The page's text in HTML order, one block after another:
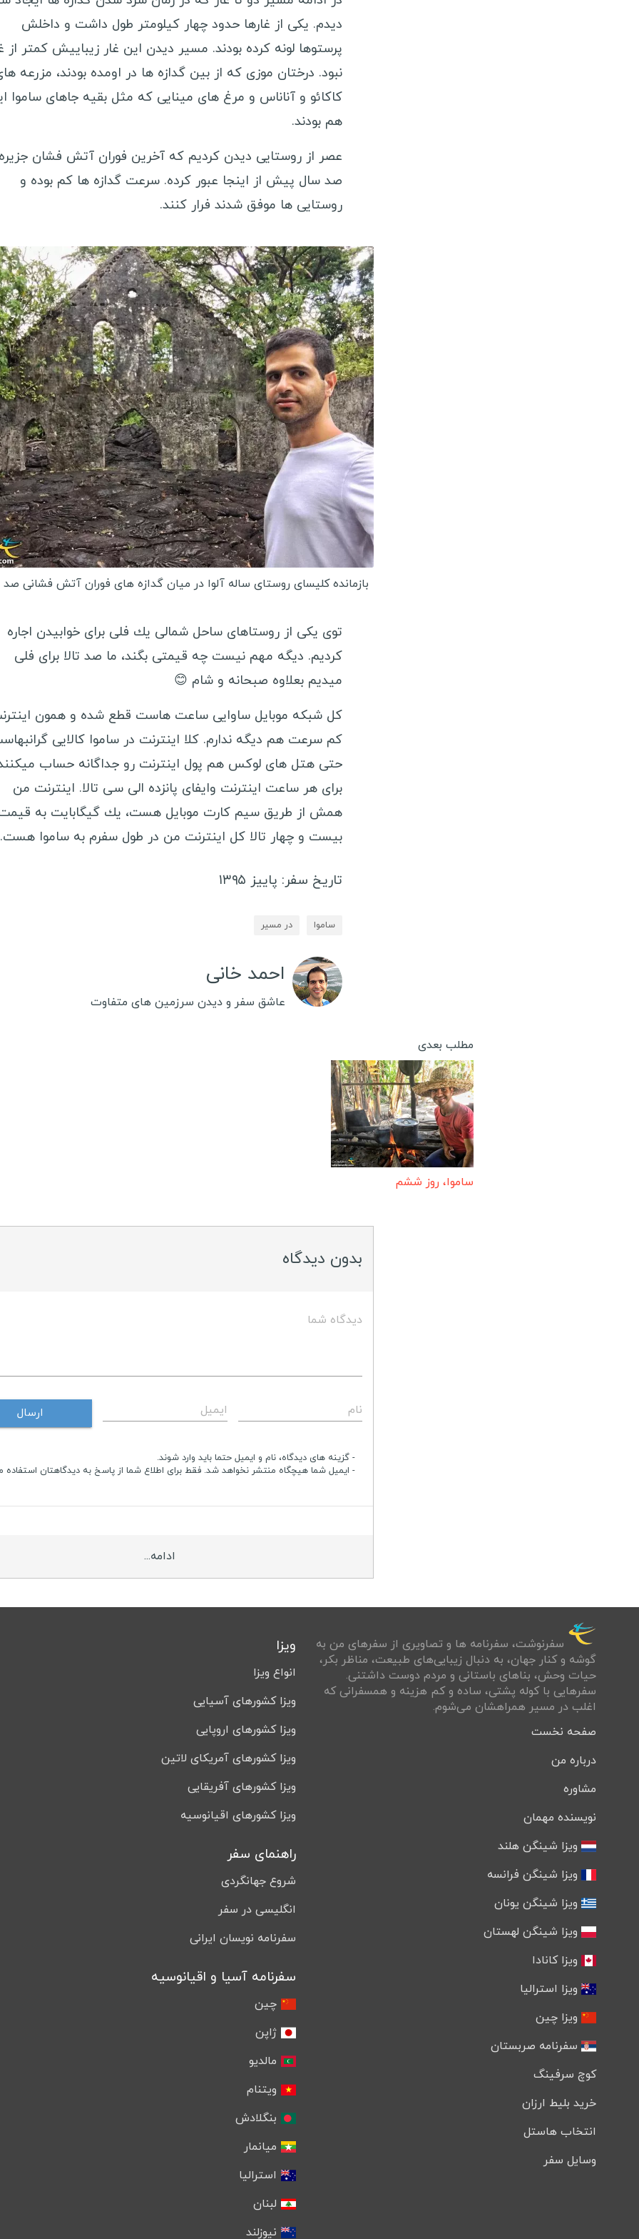
برزیل
پرو
ونزوئلا
بولیوی
نیکاراگوئه
هندوراس
جمهوری دومینیکن
هائیتی
گواتمالا
بلیز
آرژانتین
شیلی
سفرنامه آسیا و اقیانوسیه
چین
ژاپن
مالدیو
ویتنام
بنگلادش
میانمار
لبنان
نیوزلند
ساموا
کره جنوبی
اندونزی
قزاقستان
قرقیزستان
سنگاپور
مالزی
ديدم. يكى از غارها حدود چهار كيلومتر طول داشت و داخلش
پرستوها لونه كرده بودند. مسير ديدن اين غار زيباييش كمتر از
نبود. درختان موزى كه از بين گدازه ها در اومده بودند، مزرعه
كاكائو و آناناس و مرغ هاى مينايى كه مثل بقيه جاهاى ساموا
هم بودند.
عصر از روستايى ديدن كرديم كه آخرين فوران آتش فشان جزيره
صد سال پيش از اينجا عبور كرده. سرعت گدازه ها كم بوده و
روستايى ها موفق شدند فرار كنند.
بازمانده كليساى روستاى ساله آلوا در ميان گدازه هاى فوران آتش فشانى
توى يكى از روستاهاى ساحل شمالى يك فلى براى خوابيدن اجاره
كرديم. ديگه مهم نيست چه قيمتى بگند، ما صد تالا براى فلى
ميديم بعلاوه صبحانه و شام 😊
كل شبكه موبايل ساوايى ساعت هاست قطع شده و همون
كم سرعت هم ديگه ندارم. كلا اينترنت در ساموا كالايى
حتى هتل هاى لوكس هم پول اينترنت رو جداگانه حساب
براى هر ساعت اينترنت وايفاى پانزده الى سى تالا. اينترنت من
همش از طريق سيم كارت موبايل هست، يك گيگابايت به
بيست و چهار تالا كل اينترنت من در طول سفرم به ساموا هست.
تاریخ سفر: پاییز ۱۳۹۵
ساموا در مسیر
احمد خانی
عاشق سفر و دیدن سرزمین های متفاوت
مطلب بعدی
ساموا، روز ششم
بدون دیدگاه
دیدگاه شما
نام ایمیل ارسال
- گزینه های دیدگاه، نام و ایمیل حتما باید وارد شوند.
- ایمیل شما هیچگاه منتشر نخواهد شد. فقط برای اطلاع شما از پاسخ به دیدگاهتان
ادامه...
سفرنوشت‌، سفرنامه ها و تصاويری از سفرهای من به
گوشه و كنار جهان، به دنبال زيبايی‌های طبيعت، مناظر بكر،
حيات وحش، بناهای باستانی و مردم دوست داشتنی.
سفرهايی با کوله پشتی، ساده و كم هزينه و همسفرانی كه
اغلب در مسير همراهشان می‌شوم.
صفحه نخست
درباره من
مشاوره
نویسنده مهمان
ویزا شینگن هلند
ویزا شینگن فرانسه
ویزا شینگن یونان
ویزا شینگن لهستان
ویزا کانادا
ویزا استرالیا
ویزا چین
سفرنامه صربستان
کوچ سرفینگ
خرید بلیط ارزان
انتخاب هاستل
وسایل سفر
ویزا
انواع ویزا
ویزا کشورهای آسیایی
ویزا کشورهای اروپایی
ویزا کشورهای آمریکای لاتین
ویزا کشورهای آفریقایی
ویزا کشورهای اقیانوسیه
راهنمای سفر
شروع جهانگردی
انگلیسی در سفر
سفرنامه نویسان ایرانی
سفرنامه آسیا و اقیانوسیه
چین
ژاپن
مالدیو
ویتنام
بنگلادش
میانمار
استرالیا
لبنان
نیوزلند